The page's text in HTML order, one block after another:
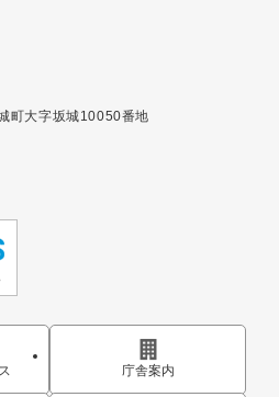
町大字坂城10050番地
庁舎案内